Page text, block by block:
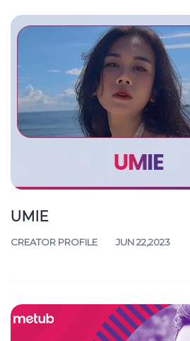
UMIE
CREATOR PROFILE JUN 22,2023